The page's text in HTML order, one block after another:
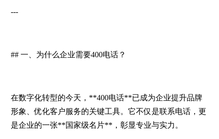
---
## 一、为什么企业需要400电话？
在数字化转型的今天，**400电话**已成为企业提升品牌
形象、优化客户服务的关键工具。它不仅是联系电话，更
是企业的一张**国家级名片**，彰显专业与实力。